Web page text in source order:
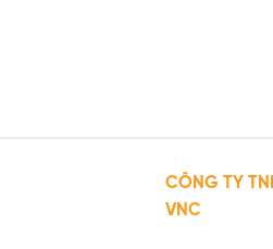
CÔNG TY
VNC